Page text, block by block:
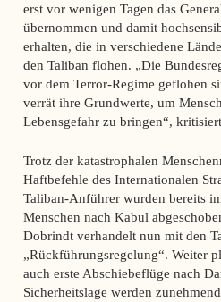
erst vor wenigen Tagen das
übernommen und damit
erhalten, die in verschiedene
den Taliban flohen. „Die
vor dem Terror-Regime geflohen
verrät ihre Grundwerte, um
Lebensgefahr zu bringen“,
Trotz der katastrophalen
Haftbefehle des Internationalen
Taliban-Anführer wurden bereits
Menschen nach Kabul
Dobrindt verhandelt nun mit den
„Rückführungsregelung“. Weiter
auch erste Abschiebeflüge nach
Sicherheitslage werden